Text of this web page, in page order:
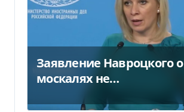
Заявление Навроцкого о
москалях не